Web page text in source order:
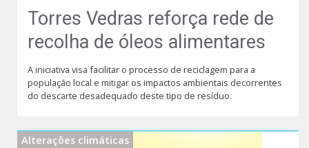
Torres Vedras reforça rede de
recolha de óleos alimentares
A iniciativa visa facilitar o processo de reciclagem para a
população local e mitigar os impactos ambientais decorrentes
do descarte desadequado deste tipo de resíduo.
Alterações climáticas